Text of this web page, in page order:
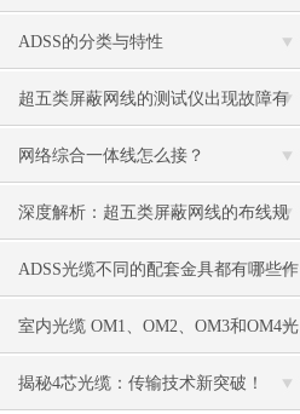
么？
ADSS的分类与特性
超五类屏蔽网线的测试仪出现故障有
哪些解决方法
网络综合一体线怎么接？
深度解析：超五类屏蔽网线的布线规
范与注意事项
ADSS光缆不同的配套金具都有哪些作
用
室内光缆 OM1、OM2、OM3和OM4光
纤之间有什么区别？
揭秘4芯光缆：传输技术新突破！